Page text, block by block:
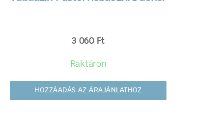
3 060 Ft
Raktáron
HOZZÁADÁS AZ ÁRAJÁNLATHOZ